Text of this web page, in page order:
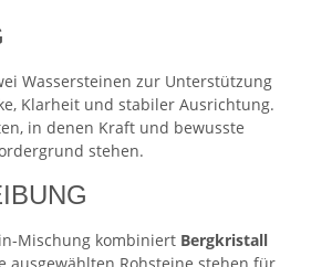
Wassersteinen zur Unterstützung
Klarheit und stabiler Ausrichtung.
in denen Kraft und bewusste
stehen.
Mischung kombiniert Bergkristall